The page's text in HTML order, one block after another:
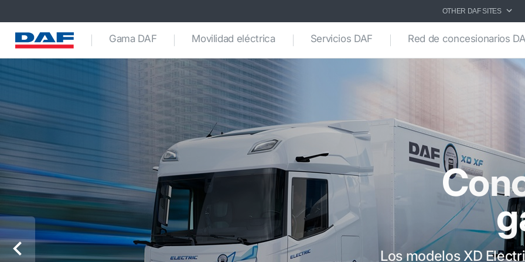
OTHER DAF SITES
Gama DAF Movilidad eléctrica Servicios DAF Red de concesionarios
Los modelos XD